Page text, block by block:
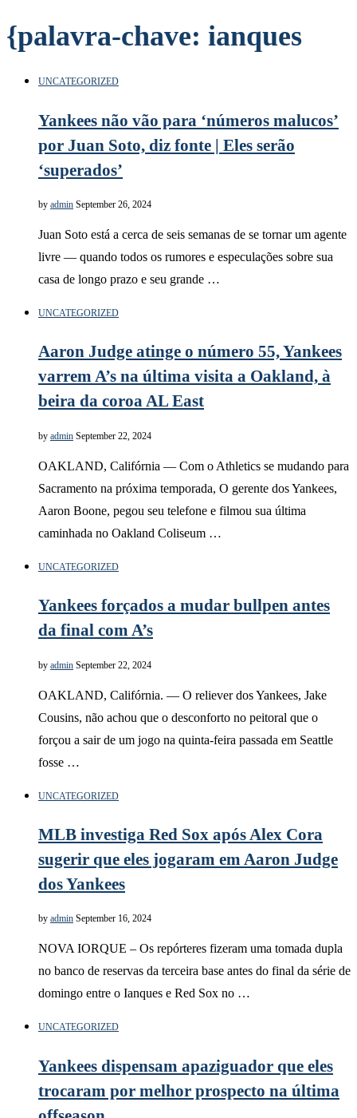
{palavra-chave: ianques
UNCATEGORIZED
Yankees não vão para ‘números malucos’
por Juan Soto, diz fonte | Eles serão
‘superados’
by admin September 26, 2024
Juan Soto está a cerca de seis semanas de se tornar um agente
livre — quando todos os rumores e especulações sobre sua
casa de longo prazo e seu grande …
UNCATEGORIZED
Aaron Judge atinge o número 55, Yankees
varrem A’s na última visita a Oakland, à
beira da coroa AL East
by admin September 22, 2024
OAKLAND, Califórnia — Com o Athletics se mudando para
Sacramento na próxima temporada, O gerente dos Yankees,
Aaron Boone, pegou seu telefone e filmou sua última
caminhada no Oakland Coliseum …
UNCATEGORIZED
Yankees forçados a mudar bullpen antes
da final com A’s
by admin September 22, 2024
OAKLAND, Califórnia. — O reliever dos Yankees, Jake
Cousins, não achou que o desconforto no peitoral que o
forçou a sair de um jogo na quinta-feira passada em Seattle
fosse …
UNCATEGORIZED
MLB investiga Red Sox após Alex Cora
sugerir que eles jogaram em Aaron Judge
dos Yankees
by admin September 16, 2024
NOVA IORQUE – Os repórteres fizeram uma tomada dupla
no banco de reservas da terceira base antes do final da série de
domingo entre o Ianques e Red Sox no …
UNCATEGORIZED
Yankees dispensam apaziguador que eles
trocaram por melhor prospecto na última